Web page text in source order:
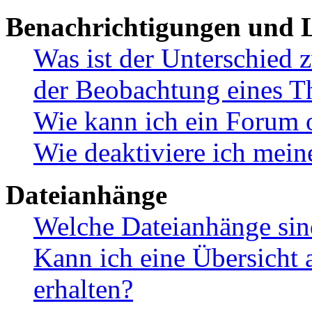
Benachrichtigungen und
Was ist der Unterschied
der Beobachtung eines
Wie kann ich ein Forum
Wie deaktiviere ich
Dateianhänge
Welche Dateianhänge
Kann ich eine Übersicht
erhalten?